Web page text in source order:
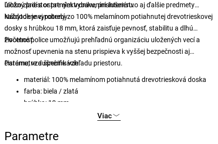
ľahko zladí s ostatným vybavením interiéru.
úložný priestor pre elektroniku, príslušenstvo aj ďalšie predmety
každodennej potreby.
Nábytok je vyrobený zo 100% melamínom potiahnutej drevotrieskovej
dosky s hrúbkou 18 mm, ktorá zaisťuje pevnosť, stabilitu a dlhú
životnosť.
Početné police umožňujú prehľadnú organizáciu uložených vecí a
možnosť upevnenia na stenu prispieva k vyššej bezpečnosti aj
čistému, vzdušnému vzhľadu priestoru.
Parametre a špecifikácie:
materiál: 100% melamínom potiahnutá drevotriesková doska
farba: biela / zlatá
hrúbka: 18 mm
rozmery TV stolíka: 180 × 45,2 × 35 cm
Viac
Parametre